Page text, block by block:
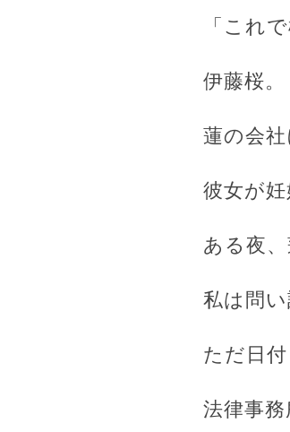
「これ
伊藤桜。
蓮の会
彼女が
ある夜
私は問い
ただ日
法律事務